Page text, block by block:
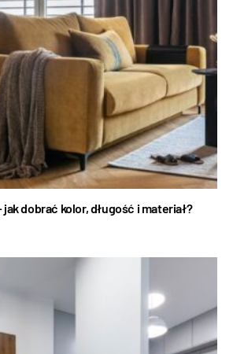
dobrać kolor, długość i materiał?